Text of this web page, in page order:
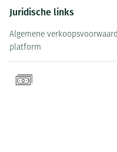
Juridische links
Algemene
platform